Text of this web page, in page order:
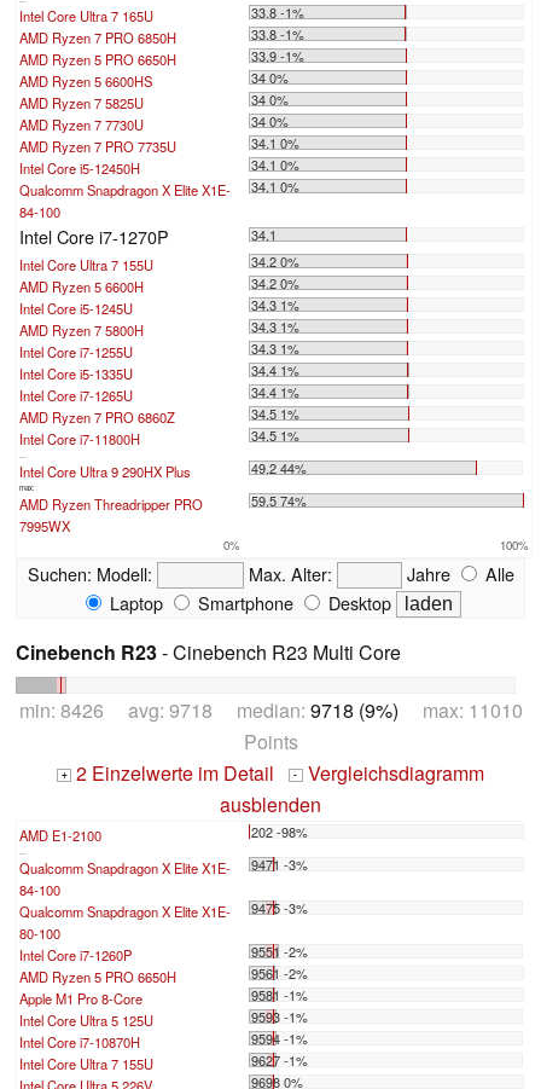
Intel Core Ultra 7 165U
33.8 -1%
AMD Ryzen 7 PRO 6850H
33.8 -1%
AMD Ryzen 5 PRO 6650H
33.9 -1%
AMD Ryzen 5 6600HS
34 0%
AMD Ryzen 7 5825U
34 0%
AMD Ryzen 7 7730U
34 0%
AMD Ryzen 7 PRO 7735U
34.1 0%
Intel Core i5-12450H
34.1 0%
Qualcomm Snapdragon X Elite X1E-
84-100
34.1 0%
Intel Core i7-1270P
34.1
Intel Core Ultra 7 155U
34.2 0%
AMD Ryzen 5 6600H
34.2 0%
Intel Core i5-1245U
34.3 1%
AMD Ryzen 7 5800H
34.3 1%
Intel Core i7-1255U
34.3 1%
Intel Core i5-1335U
34.4 1%
Intel Core i7-1265U
34.4 1%
AMD Ryzen 7 PRO 6860Z
34.5 1%
Intel Core i7-11800H
34.5 1%
Intel Core Ultra 9 290HX Plus 49.2 44%
max:
AMD Ryzen Threadripper PRO
7995WX
59.5 74%
0% 100%
Suchen: Modell: Max. Alter: Jahre
Alle
Laptop
Smartphone Desktop
Cinebench R23- Cinebench R23 Multi Core
min: 8426 avg: 9718 median: 9718 (9%) max: 11010
Points
+ 2 Einzelwerte im Detail - Vergleichsdiagramm
ausblenden
AMD E1-2100 202 -98%
...
Qualcomm Snapdragon X Elite X1E-
84-100
9471 -3%
Qualcomm Snapdragon X Elite X1E-
80-100
9475 -3%
Intel Core i7-1260P
9551 -2%
AMD Ryzen 5 PRO 6650H
9561 -2%
Apple M1 Pro 8-Core
9581 -1%
Intel Core Ultra 5 125U
9593 -1%
Intel Core i7-10870H
9594 -1%
Intel Core Ultra 7 155U
9627 -1%
9698 0%